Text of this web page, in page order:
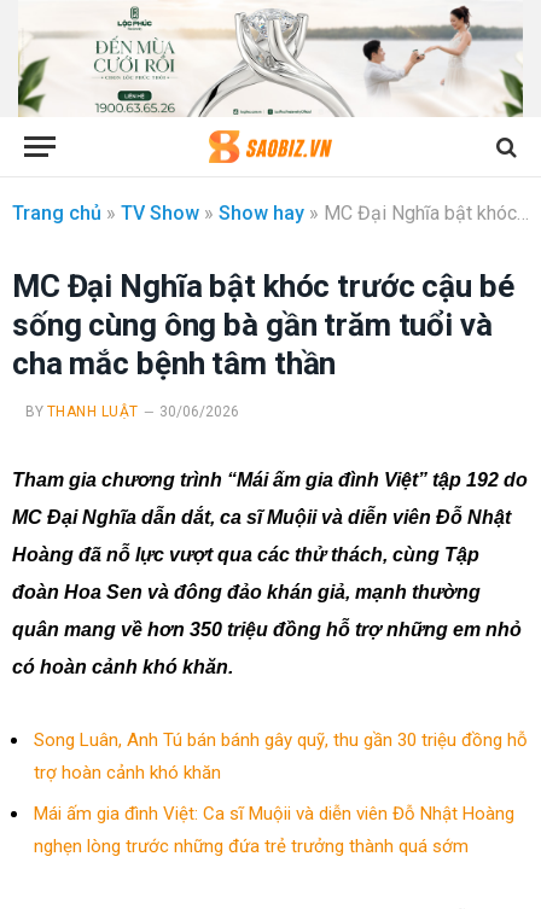
Trang chủ » TV Show » Show hay » MC Đại Nghĩa bật khóc trước cậu bé sống cùng ông bà gần trăm tuổi và cha mắc bệnh tâm thần
MC Đại Nghĩa bật khóc trước cậu bé
sống cùng ông bà gần trăm tuổi và
cha mắc bệnh tâm thần
BY THANH LUẬT 30/06/2026
Tham gia chương trình “Mái ấm gia đình Việt” tập 192 do
MC Đại Nghĩa dẫn dắt, ca sĩ Muộii và diễn viên Đỗ Nhật
Hoàng đã nỗ lực vượt qua các thử thách, cùng Tập
đoàn Hoa Sen và đông đảo khán giả, mạnh thường
quân mang về hơn 350 triệu đồng hỗ trợ những em nhỏ
có hoàn cảnh khó khăn.
Song Luân, Anh Tú bán bánh gây quỹ, thu gần 30 triệu đồng hỗ
trợ hoàn cảnh khó khăn
Mái ấm gia đình Việt: Ca sĩ Muộii và diễn viên Đỗ Nhật Hoàng
nghẹn lòng trước những đứa trẻ trưởng thành quá sớm